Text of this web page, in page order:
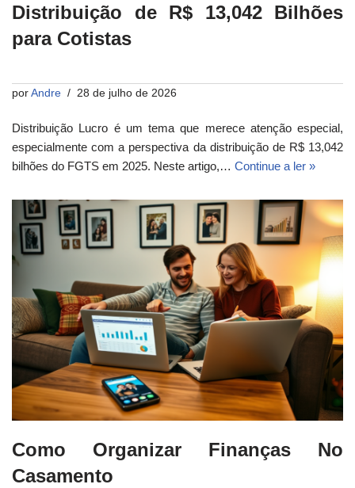
Distribuição de R$ 13,042 Bilhões
para Cotistas
por Andre 28 de julho de 2026
Distribuição Lucro é um tema que merece atenção especial,
especialmente com a perspectiva da distribuição de R$ 13,042
bilhões do FGTS em 2025. Neste artigo,… Continue a ler »
Como Organizar Finanças No
Casamento